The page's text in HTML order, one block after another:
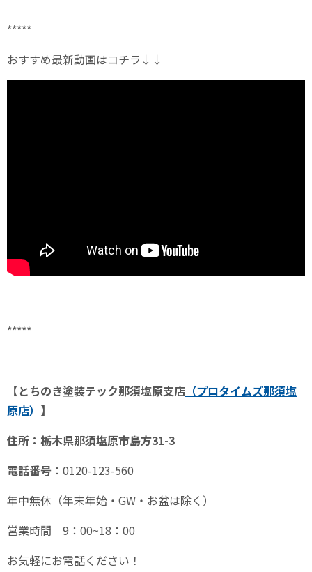
*****
おすすめ最新動画はコチラ↓↓
*****
【とちのき塗装テック那須塩原支店 （プロタイムズ那須塩
原店） 】
住所：栃木県那須塩原市島方31-3
電話番号 ： 0120-123-560
年中無休（年末年始・ GW ・お盆は除く）
営業時間 9 ： 00~18 ： 00
お気軽にお電話ください！